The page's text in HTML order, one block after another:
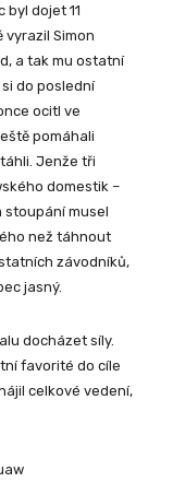
dojet 11
vyrazil Simon
a tak mu ostatní
do poslední
ocitl ve
pomáhali
Jenže tři
domestik –
stoupání musel
než táhnout
závodníků,
jasný.
docházet síly.
favorité do cíle
celkové vedení,